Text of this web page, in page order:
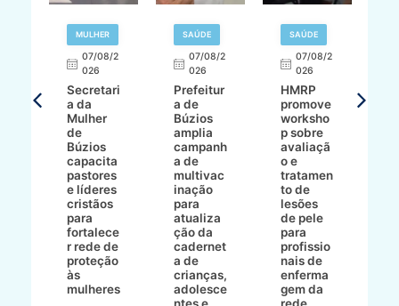
MULHER
07/08/2
026
Secretari
a da
Mulher
de
Búzios
capacita
pastores
e líderes
cristãos
para
fortalece
r rede de
proteção
às
mulheres
SAÚDE
07/08/2
026
Prefeitur
a de
Búzios
amplia
campanh
a de
multivac
inação
para
atualiza
ção da
cadernet
a de
crianças,
adolesce
SAÚDE
07/08/2
026
HMRP
promove
worksho
p sobre
avaliaçã
o e
tratamen
to de
lesões
de pele
para
profissio
nais de
enferma
gem da